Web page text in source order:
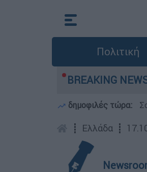
Πολιτική
BREAKING
που είχε τον νεκρό του
δημοφιλές τώρα:
┋ Ελλάδα ┋